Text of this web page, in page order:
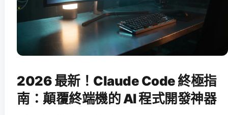
2026 最新！Claude Code 終極指
南：顛覆終端機的 AI 程式開發神器